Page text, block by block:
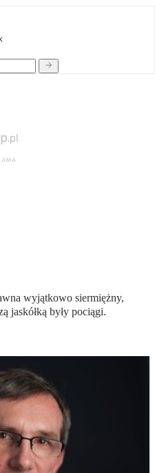
wyjątkowo siermiężny,
jaskółką były pociągi.